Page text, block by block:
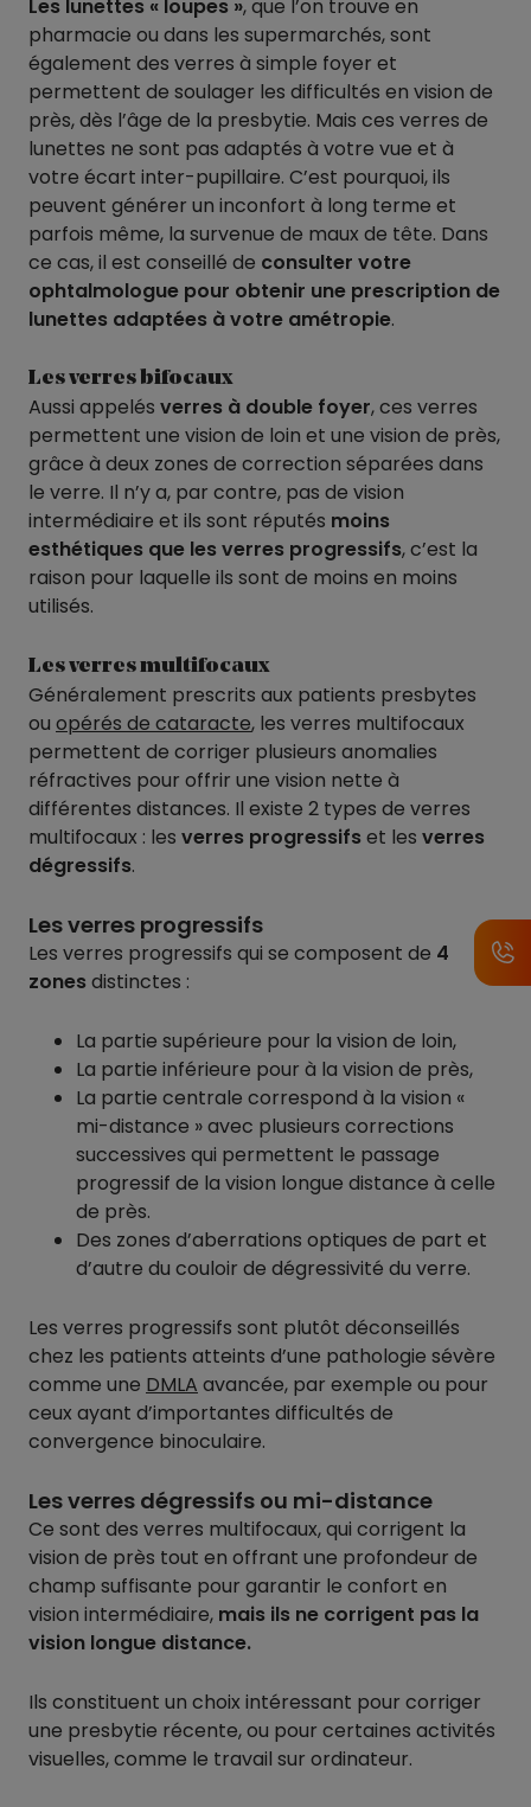
Les lunettes « loupes », que l’on trouve en
pharmacie ou dans les supermarchés, sont
également des verres à simple foyer et
permettent de soulager les difficultés en vision de
près, dès l’âge de la presbytie. Mais ces verres de
lunettes ne sont pas adaptés à votre vue et à
votre écart inter-pupillaire. C’est pourquoi, ils
peuvent générer un inconfort à long terme et
parfois même, la survenue de maux de tête. Dans
ce cas, il est conseillé de consulter votre
ophtalmologue pour obtenir une prescription de
lunettes adaptées à votre amétropie.
Les verres bifocaux
Aussi appelés verres à double foyer, ces verres
permettent une vision de loin et une vision de près,
grâce à deux zones de correction séparées dans
le verre. Il n’y a, par contre, pas de vision
intermédiaire et ils sont réputés moins
esthétiques que les verres progressifs, c’est la
raison pour laquelle ils sont de moins en moins
utilisés.
Les verres multifocaux
Généralement prescrits aux patients presbytes
ou opérés de cataracte, les verres multifocaux
permettent de corriger plusieurs anomalies
réfractives pour offrir une vision nette à
différentes distances. Il existe 2 types de verres
multifocaux : les verres progressifset les verres
dégressifs.
Les verres progressifs
Les verres progressifs qui se composent de 4
zonesdistinctes :
La partie supérieure pour la vision de loin,
La partie inférieure pour à la vision de près,
La partie centrale correspond à la vision «
mi-distance » avec plusieurs corrections
successives qui permettent le passage
progressif de la vision longue distance à celle
de près.
Des zones d’aberrations optiques de part et
d’autre du couloir de dégressivité du verre.
Les verres progressifs sont plutôt déconseillés
chez les patients atteints d’une pathologie sévère
comme une DMLA avancée, par exemple ou pour
ceux ayant d’importantes difficultés de
convergence binoculaire.
Les verres dégressifs ou mi-distance
Ce sont des verres multifocaux, qui corrigent la
vision de près tout en offrant une profondeur de
champ suffisante pour garantir le confort en
vision intermédiaire, mais ils ne corrigent pas la
vision longue distance.
Ils constituent un choix intéressant pour corriger
une presbytie récente, ou pour certaines activités
visuelles, comme le travail sur ordinateur.